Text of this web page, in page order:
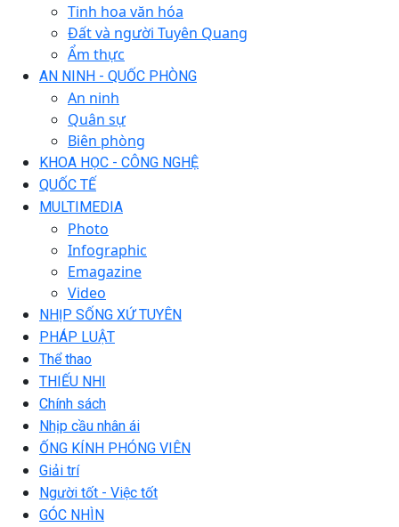
Tinh hoa văn hóa
Đất và người Tuyên Quang
Ẩm thực
AN NINH - QUỐC PHÒNG
An ninh
Quân sự
Biên phòng
KHOA HỌC - CÔNG NGHỆ
QUỐC TẾ
MULTIMEDIA
Photo
Infographic
Emagazine
Video
NHỊP SỐNG XỨ TUYÊN
PHÁP LUẬT
Thể thao
THIẾU NHI
Chính sách
Nhịp cầu nhân ái
ỐNG KÍNH PHÓNG VIÊN
Giải trí
Người tốt - Việc tốt
GÓC NHÌN